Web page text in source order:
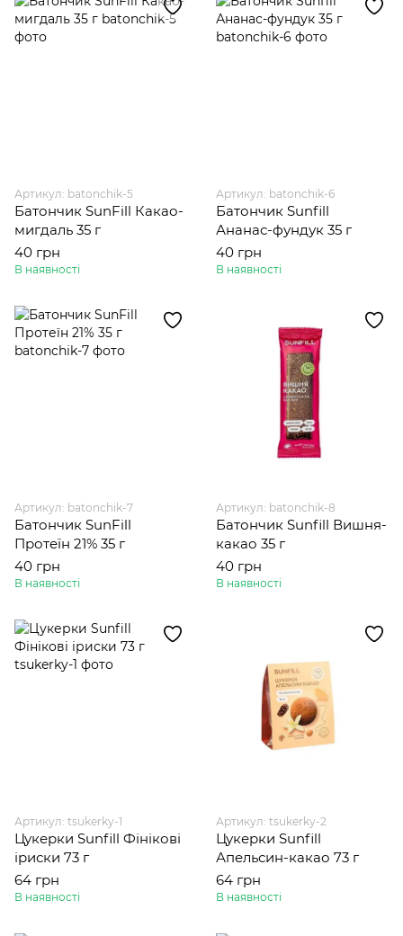
Артикул: batonchik-5
Батончик SunFill Какао-
мигдаль 35 г
40 грн
В наявності
Артикул: batonchik-6
Батончик Sunfill
Ананас-фундук 35 г
40 грн
В наявності
Артикул: batonchik-7
Батончик SunFill
Протеїн 21% 35 г
40 грн
В наявності
Артикул: batonchik-8
Батончик Sunfill Вишня-
какао 35 г
40 грн
В наявності
Артикул: tsukerky-1
Цукерки Sunfill Фінікові
іриски 73 г
64 грн
В наявності
Артикул: tsukerky-2
Цукерки Sunfill
Апельсин-какао 73 г
64 грн
В наявності